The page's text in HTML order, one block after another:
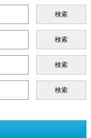
検索
検索
検索
検索